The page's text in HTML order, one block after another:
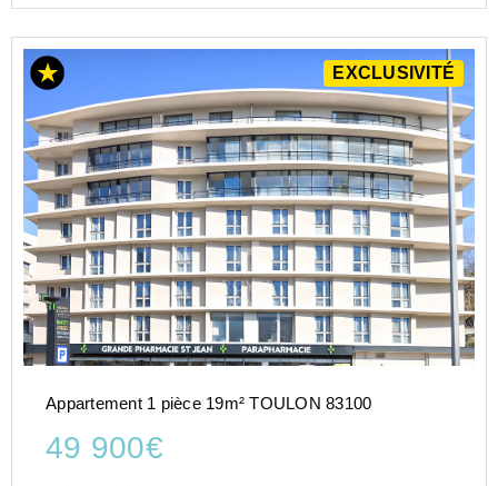
EXCLUSIVITÉ
Appartement 1 pièce 19m² TOULON 83100
49 900€